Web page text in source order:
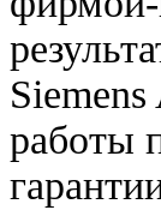
работы